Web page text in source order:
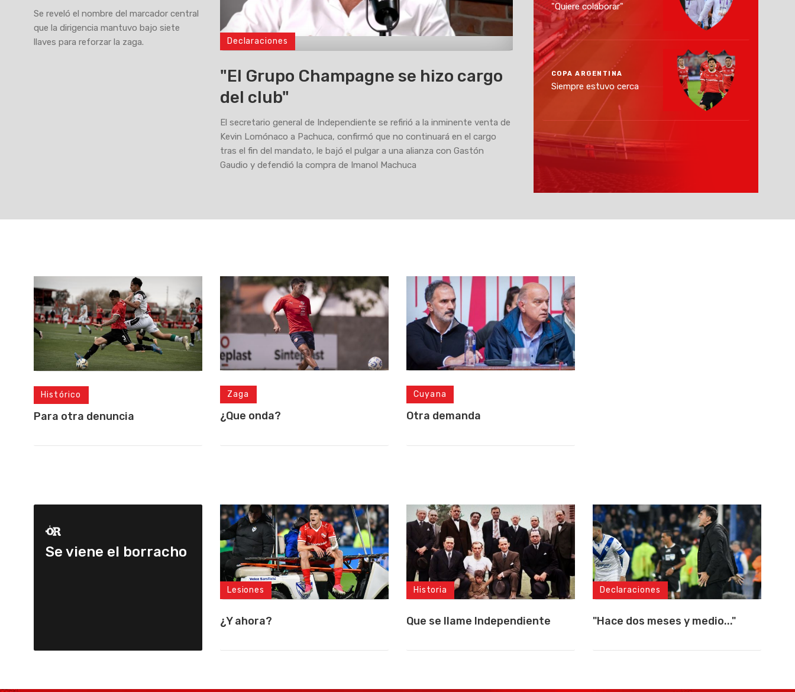
Se reveló el nombre del marcador central
que la dirigencia mantuvo bajo siete
llaves para reforzar la zaga.
Declaraciones
"El Grupo Champagne se hizo cargo
del club"
El secretario general de Independiente se refirió a la inminente venta de
Kevin Lomónaco a Pachuca, confirmó que no continuará en el cargo
tras el fin del mandato, le bajó el pulgar a una alianza con Gastón
Gaudio y defendió la compra de Imanol Machuca
"Quiere colaborar"
COPA ARGENTINA
Siempre estuvo cerca
Histórico
Para otra denuncia
Zaga
¿Que onda?
Cuyana
Otra demanda
Se viene el borracho
Lesiones
¿Y ahora?
Historia
Que se llame Independiente
Declaraciones
"Hace dos meses y medio..."